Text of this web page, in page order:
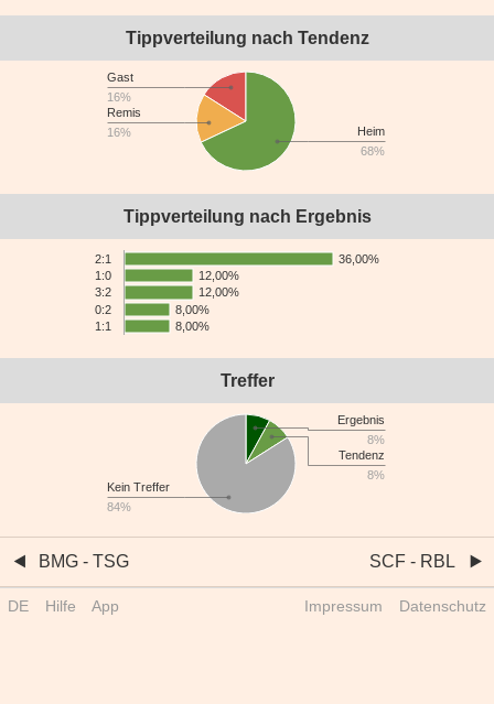
Tippverteilung nach Tendenz
Heim
68%
Remis
16%
Gast
16%
Tippverteilung nach Ergebnis
2:1
1:0
3:2
0:2
1:1
36,00%
12,00%
12,00%
8,00%
8,00%
Treffer
Ergebnis
8%
Tendenz
8%
Kein Treffer
84%
BMG - TSG SCF - RBL
DE Hilfe App Impressum Datenschutz